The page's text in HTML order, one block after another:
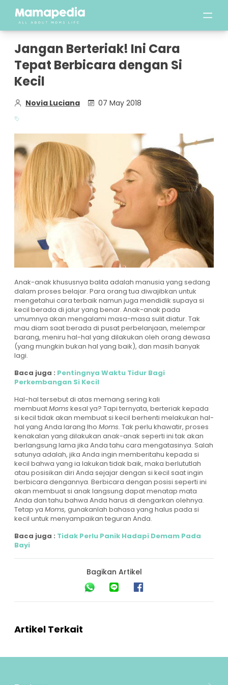
Jangan Berteriak! Ini Cara
Tepat Berbicara dengan Si
Kecil
Novia Luciana 07 May 2018
Anak-anak khususnya balita adalah manusia yang sedang
dalam proses belajar. Para orang tua diwajibkan untuk
mengetahui cara terbaik namun juga mendidik supaya si
kecil berada di jalur yang benar. Anak-anak pada
umumnya akan mengalami masa-masa sulit diatur. Tak
mau diam saat berada di pusat perbelanjaan, melempar
barang, meniru hal-hal yang dilakukan oleh orang dewasa
(yang mungkin bukan hal yang baik), dan masih banyak
lagi.
Baca juga : Pentingnya Waktu Tidur Bagi
Perkembangan Si Kecil
Hal-hal tersebut di atas memang sering kali
membuatMoms kesal ya? Tapi ternyata, berteriak kepada
si kecil tidak akan membuat si kecil berhenti melakukan hal-
hal yang Anda larang lho Moms. Tak perlu khawatir, proses
kenakalan yang dilakukan anak-anak seperti ini tak akan
berlangsung lama jika Anda tahu cara mengatasinya. Salah
satunya adalah, jika Anda ingin memberitahu kepada si
kecil bahwa yang ia lakukan tidak baik, maka berlututlah
atau posisikan diri Anda sejajar dengan si kecil saat ingin
berbicara dengannya. Berbicara dengan posisi seperti ini
akan membuat si anak langsung dapat menatap mata
Anda dan tahu bahwa Anda harus di dengarkan olehnya.
Tetap ya Moms, gunakanlah bahasa yang halus pada si
kecil untuk menyampaikan teguran Anda.
Baca juga : Tidak Perlu Panik Hadapi Demam Pada
Bayi
Bagikan Artikel
Artikel Terkait